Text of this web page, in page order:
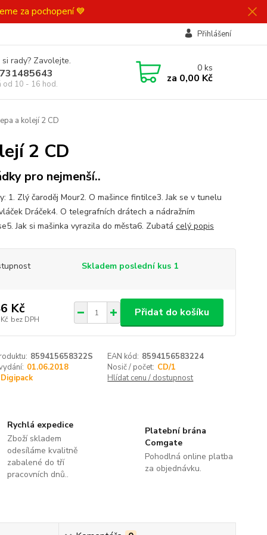
za pochopení 💙
Přihlášení
rady? Zavolejte.
od 10 - 16 hod.
0ks
za 0,00 Kč
a kolejí 2 CD
2 CD
pro nejmenší..
1. Zlý čaroděj Mour2. O mašince fintilce3. Jak se v tunelu
Dráček4. O telegrafních drátech a nádražním
Jak si mašinka vyrazila do města6. Zubatá celý popis
Skladem poslední kus 1
Kč
bez DPH
Přidat do košíku
859415658322S EAN kód: 8594156583224
01.06.2018 Nosič / počet: CD/1
Digipack
Hlídat cenu / dostupnost
Rychlá expedice
Zboží skladem
odesíláme kvalitně
zabalené do tří
pracovních dnů..
Platební brána
Comgate
Pohodlná online platba
za objednávku.